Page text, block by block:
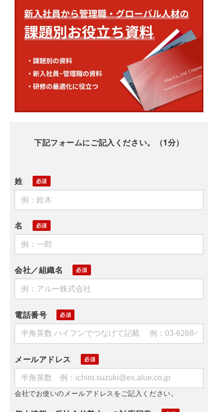
下記フォームにご記入ください。（1分）
姓
名
会社／組織名
電話番号
メールアドレス
会社でお使いのメールアドレスをご記入ください。